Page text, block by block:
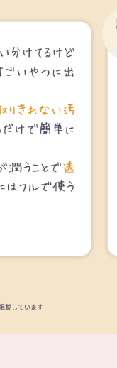
載しています